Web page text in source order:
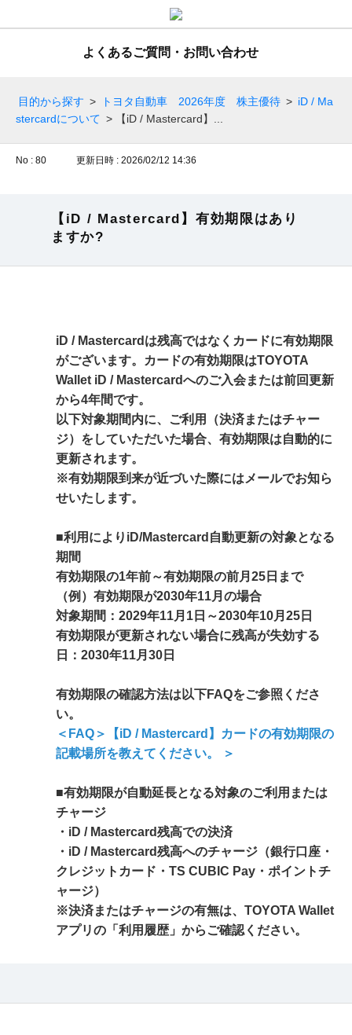
よくあるご質問・お問い合わせ
目的から探す > トヨタ自動車 2026年度 株主優待 > iD / Ma
stercardについて > 【iD / Mastercard】...
No : 80 更新日時 : 2026/02/12 14:36
【iD / Mastercard】有効期限はあり
ますか?
iD / Mastercardは残高ではなくカードに有効期限
がございます。カードの有効期限はTOYOTA
Wallet iD / Mastercardへのご入会または前回更新
から4年間です。
以下対象期間内に、ご利用（決済またはチャー
ジ）をしていただいた場合、有効期限は自動的に
更新されます。
※有効期限到来が近づいた際にはメールでお知ら
せいたします。
■利用によりiD/Mastercard自動更新の対象となる
期間
有効期限の1年前～有効期限の前月25日まで
（例）有効期限が2030年11月の場合
対象期間：2029年11月1日～2030年10月25日
有効期限が更新されない場合に残高が失効する
日：2030年11月30日
有効期限の確認方法は以下FAQをご参照くださ
い。
＜FAQ＞【iD / Mastercard】カードの有効期限の
記載場所を教えてください。 ＞
■有効期限が自動延長となる対象のご利用または
チャージ
・iD / Mastercard残高での決済
・iD / Mastercard残高へのチャージ（銀行口座・
クレジットカード・TS CUBIC Pay・ポイントチ
ャージ）
※決済またはチャージの有無は、TOYOTA Wallet
アプリの「利用履歴」からご確認ください。